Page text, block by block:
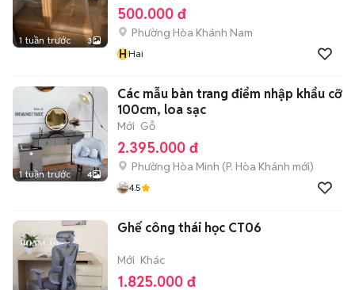
1 tuần trước 3
500.000 đ
Phường Hòa Khánh Nam
HHai
1 tuần trước 4
Các mẫu bàn trang điểm nhập khẩu cỡ
100cm, loa sạc
Mới Gỗ
2.395.000 đ
Phường Hòa Minh (P. Hòa Khánh mới)
4.5
Ghế công thái học CT06
Mới Khác
1.825.000 đ